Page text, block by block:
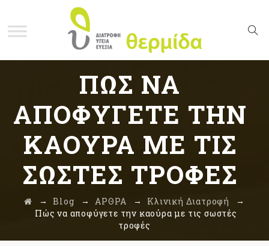
ΠΏΣ ΝΑ
ΑΠΟΦΎΓΕΤΕ ΤΗΝ
ΚΑΟΎΡΑ ΜΕ ΤΙΣ
ΣΩΣΤΈΣ ΤΡΟΦΈΣ
→ Blog → ΑΡΘΡΑ → Κλινική Διατροφή
→
Πώς να αποφύγετε την καούρα με τις σωστές
τροφές